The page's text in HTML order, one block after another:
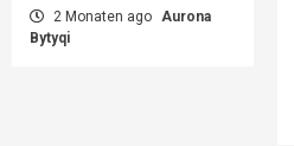
2 Monaten ago Aurona
Bytyqi